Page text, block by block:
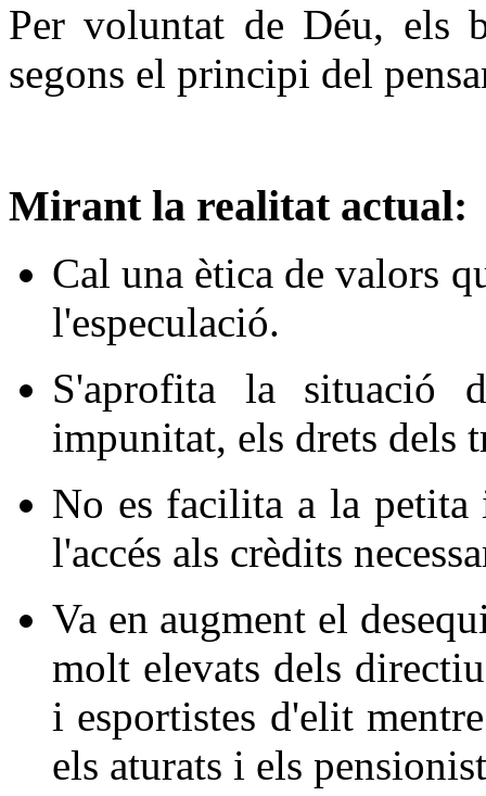
Per voluntat de Déu, els
segons el principi del
Mirant la realitat actual:
Cal una ètica de valors
l'especulació.
S'aprofita la situació
impunitat, els drets dels
No es facilita a la petita
l'accés als crèdits
Va en augment el
molt elevats dels
i esportistes d'elit
els aturats i els